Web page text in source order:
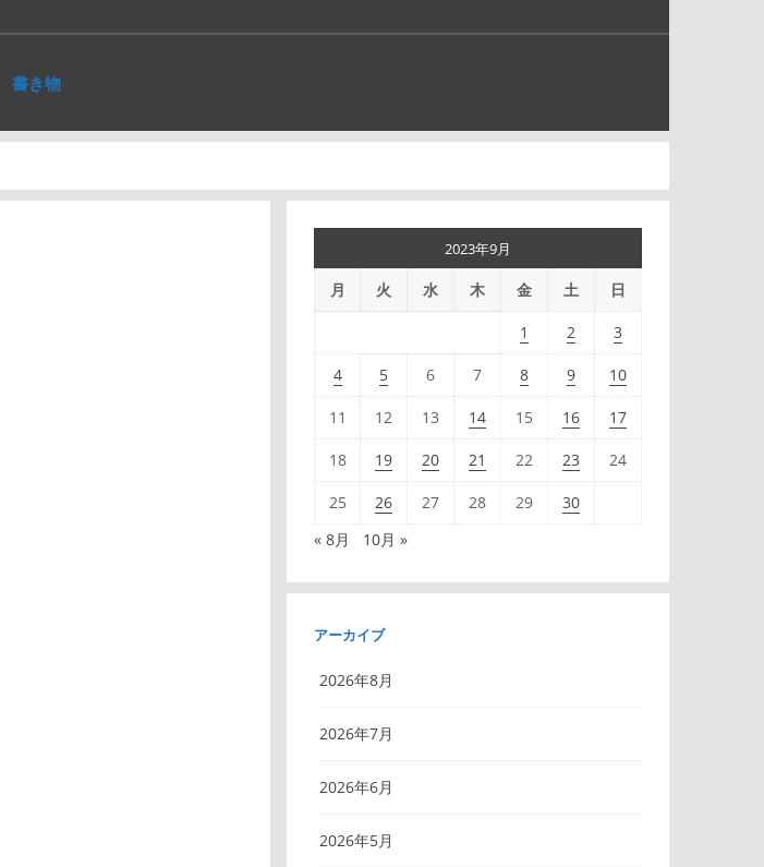
書き物
2023年9月
月 火 水 木 金 土 日
1 2 3
4 5 6 7 8 9 10
11 12 13 14 15 16 17
18 19 20 21 22 23 24
25 26 27 28 29
30
« 8月
10月 »
アーカイブ
2026年8月
2026年7月
2026年6月
2026年5月